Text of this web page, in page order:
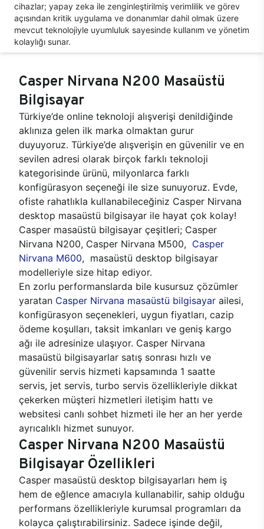
cihazlar; yapay zeka ile zenginleştirilmiş verimlilik ve görev
açısından kritik uygulama ve donanımlar dahil olmak üzere
mevcut teknolojiyle uyumluluk sayesinde kullanım ve yönetim
kolaylığı sunar.
Casper Nirvana N200 Masaüstü
Bilgisayar
Türkiye’de online teknoloji alışverişi denildiğinde
aklınıza gelen ilk marka olmaktan gurur
duyuyoruz. Türkiye’de alışverişin en güvenilir ve en
sevilen adresi olarak birçok farklı teknoloji
kategorisinde ürünü, milyonlarca farklı
konfigürasyon seçeneği ile size sunuyoruz. Evde,
ofiste rahatlıkla kullanabileceğiniz Casper Nirvana
desktop masaüstü bilgisayar ile hayat çok kolay!
Casper masaüstü bilgisayar çeşitleri; Casper
Nirvana N200, Casper Nirvana M500, Casper
Nirvana M600, masaüstü desktop bilgisayar
modelleriyle size hitap ediyor.
En zorlu performanslarda bile kusursuz çözümler
yaratan Casper Nirvana masaüstü bilgisayar ailesi,
konfigürasyon seçenekleri, uygun fiyatları, cazip
ödeme koşulları, taksit imkanları ve geniş kargo
ağı ile adresinize ulaşıyor. Casper Nirvana
masaüstü bilgisayarlar satış sonrası hızlı ve
güvenilir servis hizmeti kapsamında 1 saatte
servis, jet servis, turbo servis özellikleriyle dikkat
çekerken müşteri hizmetleri iletişim hattı ve
websitesi canlı sohbet hizmeti ile her an her yerde
ayrıcalıklı hizmet sunuyor.
Casper Nirvana N200 Masaüstü
Bilgisayar Özellikleri
Casper masaüstü desktop bilgisayarları hem iş
hem de eğlence amacıyla kullanabilir, sahip olduğu
performans özellikleriyle kurumsal programları da
kolayca çalıştırabilirsiniz. Sadece işinde değil,